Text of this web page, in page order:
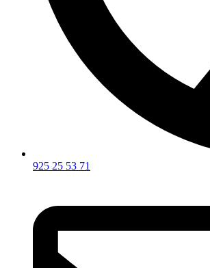
925 25 53 71